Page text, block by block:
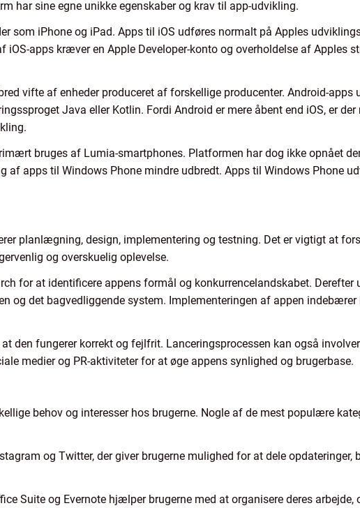
har sine egne unikke egenskaber og krav til app-udvikling.
som iPhone og iPad. Apps til iOS udføres normalt på Apples
apps kræver en Apple Developer-konto og overholdelse af Apples
vifte af enheder produceret af forskellige producenter. Android-apps
Java eller Kotlin. Fordi Android er mere åbent end iOS, er der
bruges af Lumia-smartphones. Platformen har dog ikke opnået
af apps til Windows Phone mindre udbredt. Apps til Windows Phone
planlægning, design, implementering og testning. Det er vigtigt at
og overskuelig oplevelse.
for at identificere appens formål og konkurrencelandskabet. Derefter
og det bagvedliggende system. Implementeringen af appen indebærer
den fungerer korrekt og fejlfrit. Lanceringsprocessen kan også
medier og PR-aktiviteter for at øge appens synlighed og brugerbase.
behov og interesser hos brugerne. Nogle af de mest populære
og Twitter, der giver brugerne mulighed for at dele opdateringer,
Suite og Evernote hjælper brugerne med at organisere deres arbejde,